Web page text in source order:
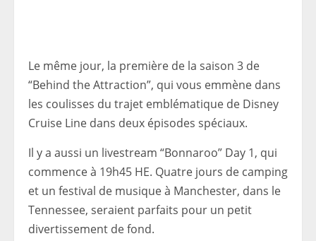
Le même jour, la première de la saison 3 de
“Behind the Attraction”, qui vous emmène dans
les coulisses du trajet emblématique de Disney
Cruise Line dans deux épisodes spéciaux.
Il y a aussi un livestream “Bonnaroo” Day 1, qui
commence à 19h45 HE. Quatre jours de camping
et un festival de musique à Manchester, dans le
Tennessee, seraient parfaits pour un petit
divertissement de fond.